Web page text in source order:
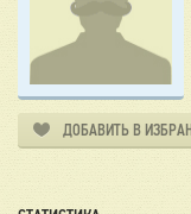
ДОБАВИТЬ В